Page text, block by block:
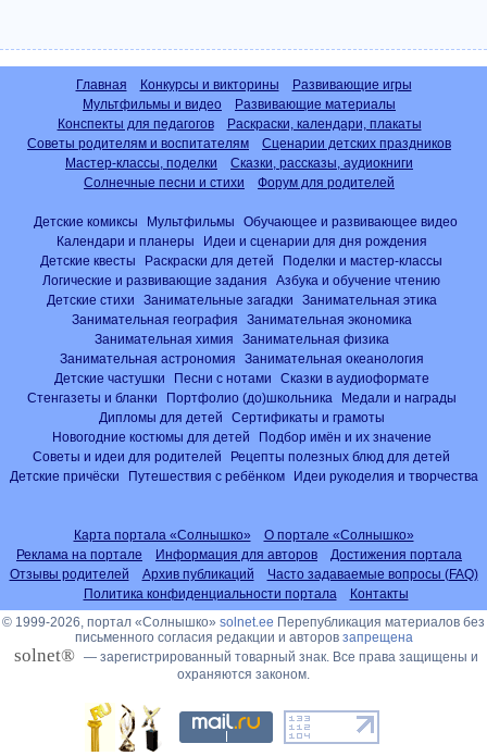
Главная Конкурсы и викторины
Развивающие игры
Мультфильмы и видео
Развивающие материалы
Конспекты для педагогов
Раскраски, календари, плакаты
Советы родителям и воспитателям
Сценарии детских праздников
Мастер-классы, поделки
Сказки, рассказы, аудиокниги
Солнечные песни и стихи
Форум для родителей
Детские комиксы Мультфильмы
Обучающее и развивающее видео
Календари и планеры
Идеи и сценарии для дня рождения
Детские квесты
Раскраски для детей
Поделки и мастер-классы
Логические и развивающие задания
Азбука и обучение чтению
Детские стихи
Занимательные загадки
Занимательная этика
Занимательная география
Занимательная экономика
Занимательная химия
Занимательная физика
Занимательная астрономия
Занимательная океанология
Детские частушки
Песни с нотами
Сказки в аудиоформате
Стенгазеты и бланки
Портфолио (до)школьника
Медали и награды
Дипломы для детей
Сертификаты и грамоты
Новогодние костюмы для детей
Подбор имён и их значение
Советы и идеи для родителей
Рецепты полезных блюд для детей
Детские причёски
Путешествия с ребёнком Идеи рукоделия и творчества
Карта портала «Солнышко»
О портале «Солнышко»
Реклама на портале
Информация для авторов
Достижения портала
Отзывы родителей
Архив публикаций
Часто задаваемые вопросы (FAQ)
Политика конфиденциальности портала
Контакты
© 1999-2026, портал «Солнышко» solnet.ee Перепубликация материалов без
письменного согласия редакции и авторов запрещена
solnet® — зарегистрированный товарный знак. Все права защищены и
охраняются законом.